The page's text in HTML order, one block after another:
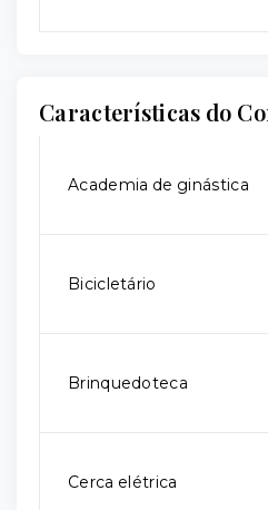
Características do
Academia de ginástica
Bicicletário
Brinquedoteca
Cerca elétrica